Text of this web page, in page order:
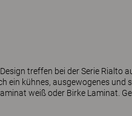
treffen bei der Serie Rialto
ein kühnes, ausgewogenes und
weiß oder Birke Laminat.